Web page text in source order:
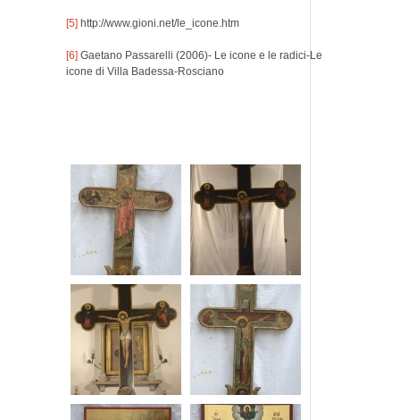
[5] http://www.gioni.net/le_icone.htm
[6] Gaetano Passarelli (2006)- Le icone e le radici-Le
icone di Villa Badessa-Rosciano